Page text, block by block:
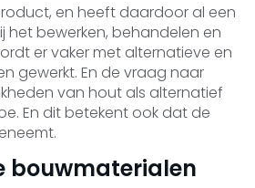
en heeft daardoor al een
het bewerken, behandelen en
er vaker met alternatieve en
gewerkt. En de vraag naar
van hout als alternatief
En dit betekent ook dat de
bouwmaterialen